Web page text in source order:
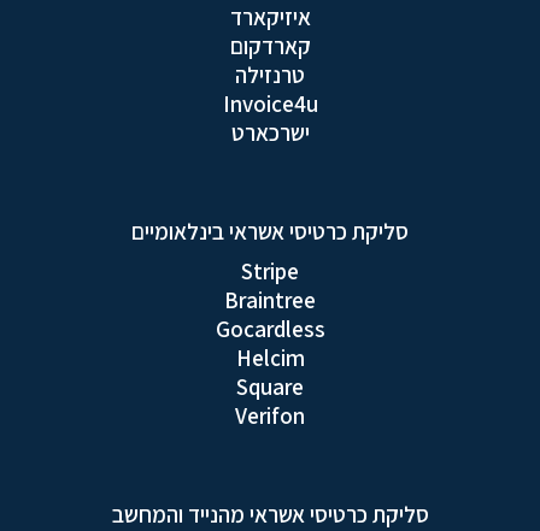
איזיקארד
קארדקום
טרנזילה
Invoice4u
ישרכארט
סליקת כרטיסי אשראי בינלאומיים
Stripe
Braintree
Gocardless
Helcim
Square
Verifon
סליקת כרטיסי אשראי מהנייד והמחשב